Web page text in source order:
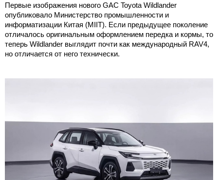
Первые изображения нового GAC Toyota Wildlander
опубликовало Министерство промышленности и
информатизации Китая (MIIT). Если предыдущее поколение
отличалось оригинальным оформлением передка и кормы, то
теперь Wildlander выглядит почти как международный RAV4,
но отличается от него технически.